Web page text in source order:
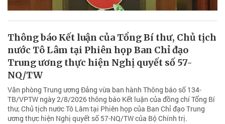
Thông báo Kết luận của Tổng Bí thư, Chủ tịch
nước Tô Lâm tại Phiên họp Ban Chỉ đạo
Trung ương thực hiện Nghị quyết số 57-
NQ/TW
Văn phòng Trung ương Đảng vừa ban hành Thông báo số 134-
TB/VPTW ngày 2/8/2026 thông báo Kết luận của đồng chí Tổng Bí
thư, Chủ tịch nước Tô Lâm tại Phiên họp của Ban Chỉ đạo Trung
ương thực hiện Nghị quyết số 57-NQ/TW của Bộ Chính trị.